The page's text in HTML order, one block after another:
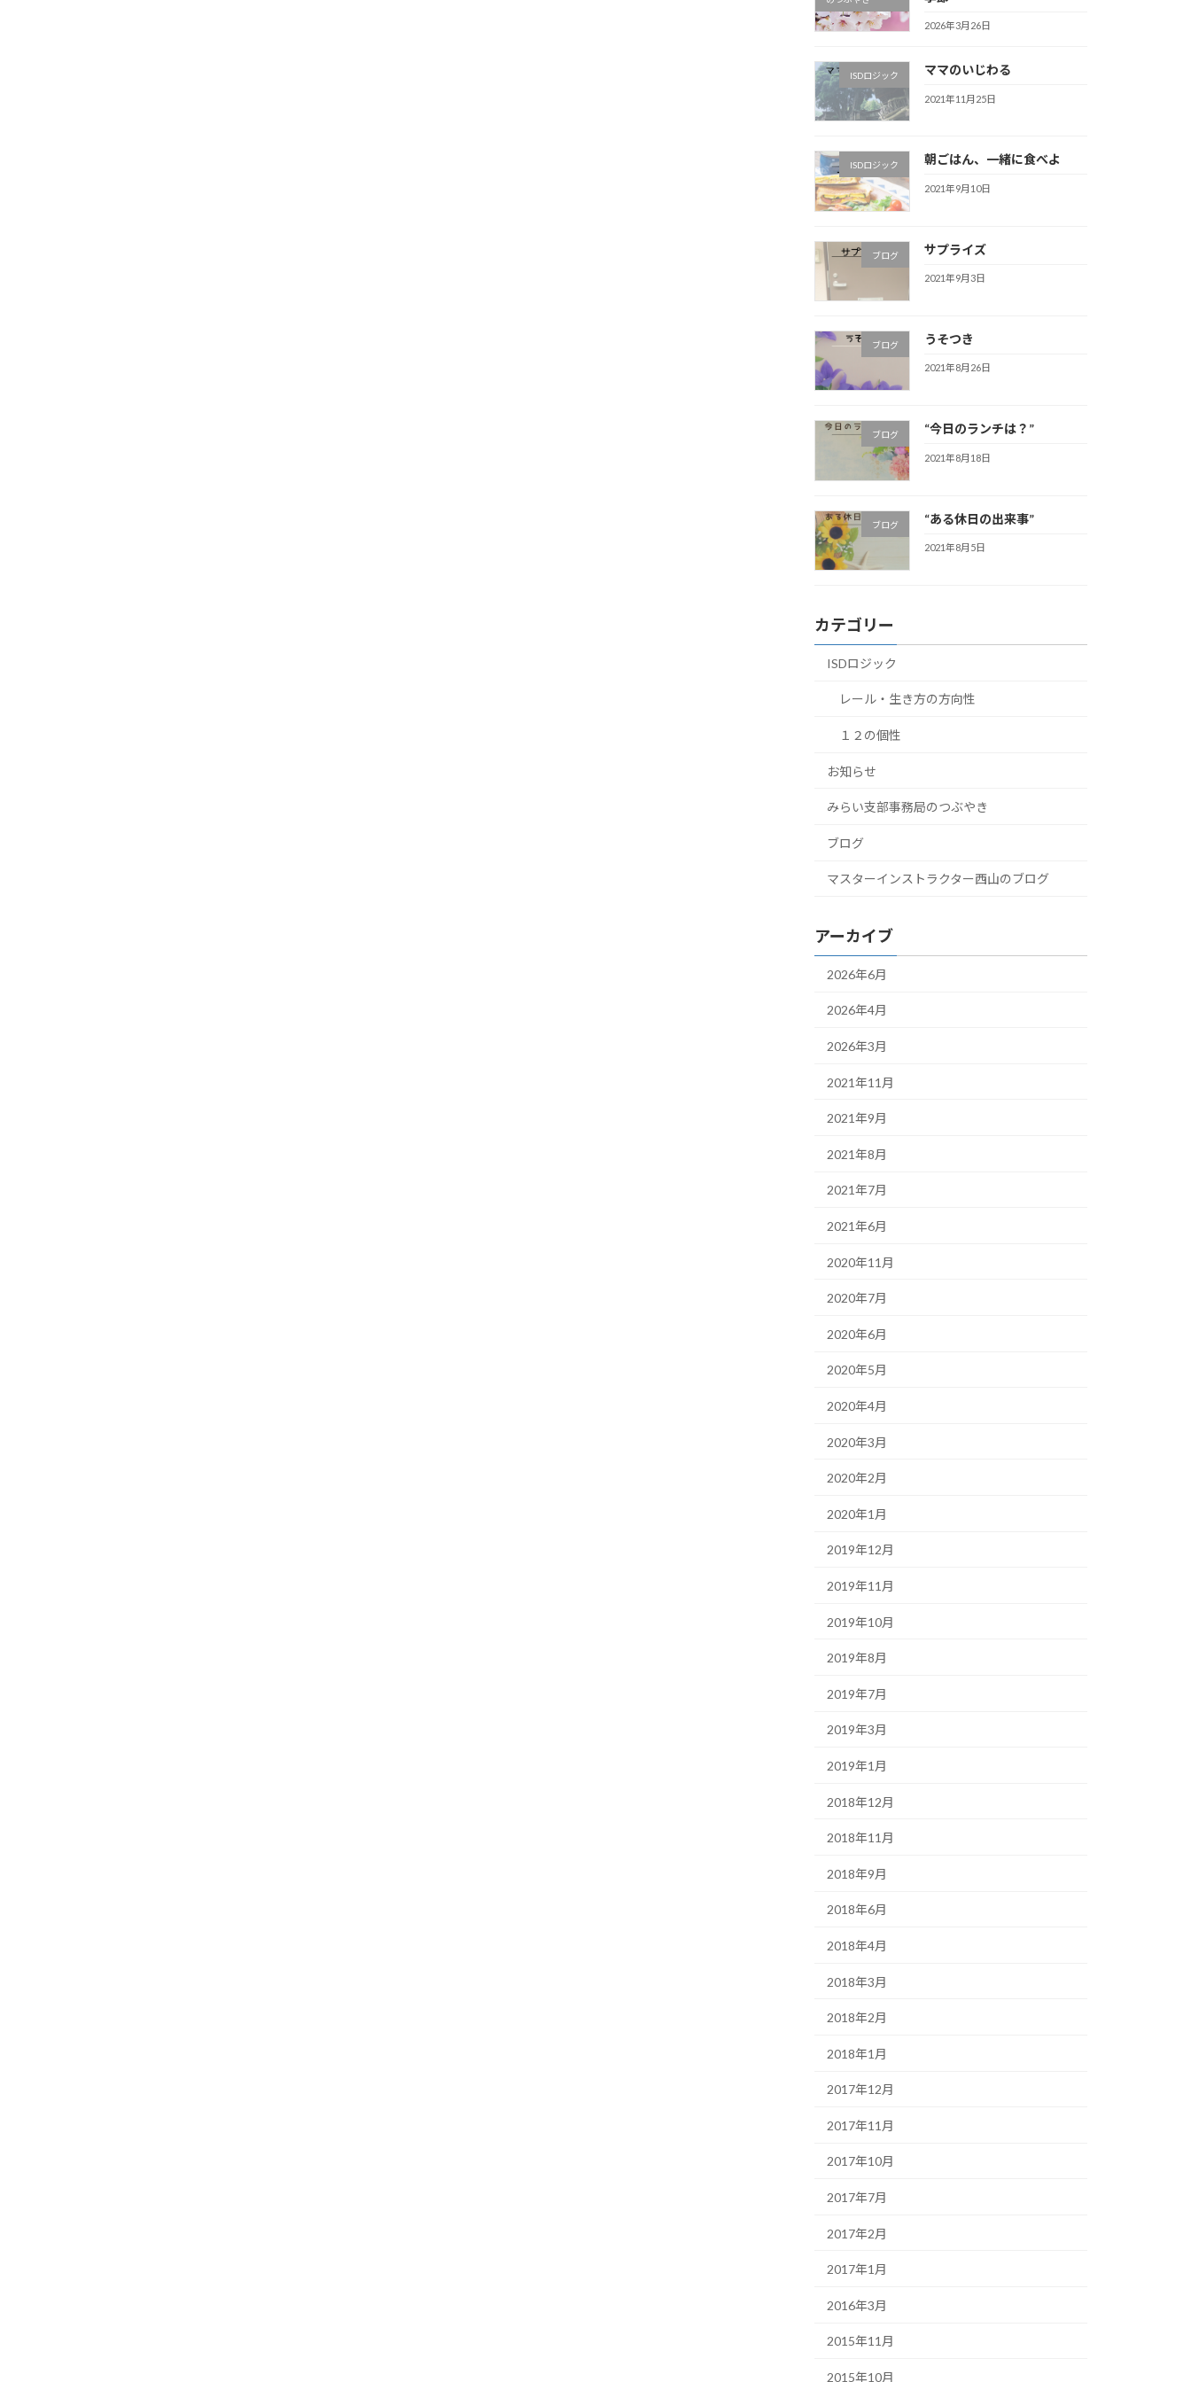
2026年3月26日
ISDロジック ママのいじわる
2021年11月25日
ISDロジック 朝ごはん、一緒に食べよ
2021年9月10日
ブログ サプライズ
2021年9月3日
ブログ うそつき
2021年8月26日
ブログ “今日のランチは？”
2021年8月18日
ブログ “ある休日の出来事”
2021年8月5日
カテゴリー
ISDロジック
レール・生き方の方向性
１２の個性
お知らせ
みらい支部事務局のつぶやき
ブログ
マスターインストラクター西山のブログ
アーカイブ
2026年6月
2026年4月
2026年3月
2021年11月
2021年9月
2021年8月
2021年7月
2021年6月
2020年11月
2020年7月
2020年6月
2020年5月
2020年4月
2020年3月
2020年2月
2020年1月
2019年12月
2019年11月
2019年10月
2019年8月
2019年7月
2019年3月
2019年1月
2018年12月
2018年11月
2018年9月
2018年6月
2018年4月
2018年3月
2018年2月
2018年1月
2017年12月
2017年11月
2017年10月
2017年7月
2017年2月
2017年1月
2016年3月
2015年11月
2015年10月